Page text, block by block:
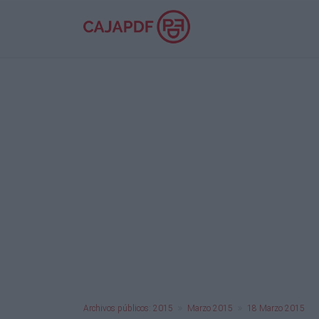
Archivos públicos: 2015 Marzo 2015 18 Marzo 2015